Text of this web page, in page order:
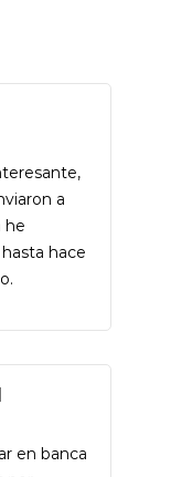
a
he
hace
en banca